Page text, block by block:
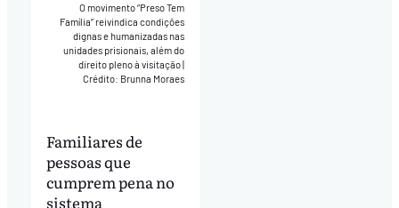
O movimento “Preso Tem
Família” reivindica condições
dignas e humanizadas nas
unidades prisionais, além do
direito pleno à visitação|
Crédito: Brunna Moraes
Familiares de
pessoas que
cumprem pena no
sistema